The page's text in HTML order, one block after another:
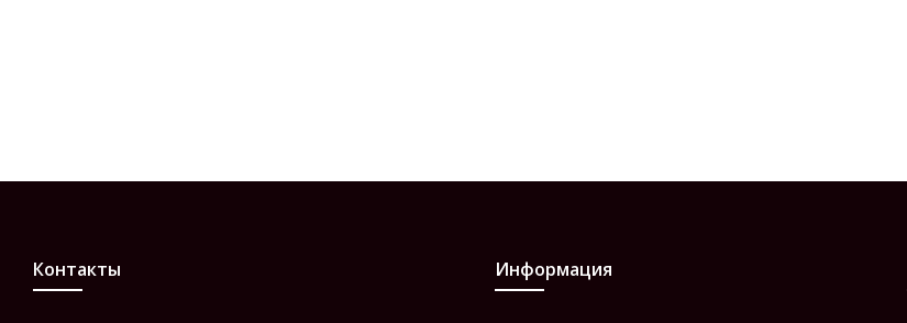
Контакты Информация